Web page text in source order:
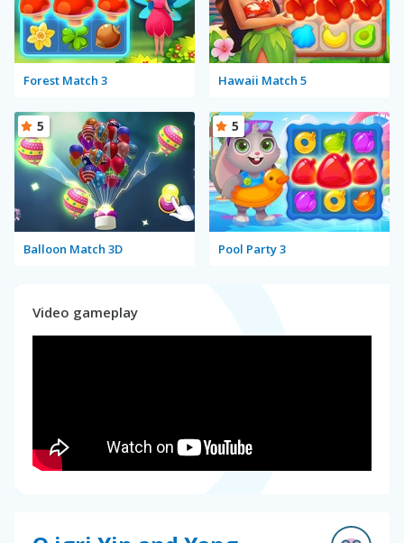
Forest Match 3 Hawaii Match 5
Balloon Match 3D
5
Pool Party 3
5
Video gameplay